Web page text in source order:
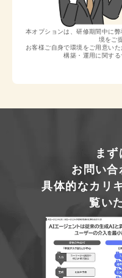
本オプションは、研修期間中に
境をご
お客様ご自身で環境をご用意い
構築・運用に関する
ま
お問い合
具体的なカリ
覧い